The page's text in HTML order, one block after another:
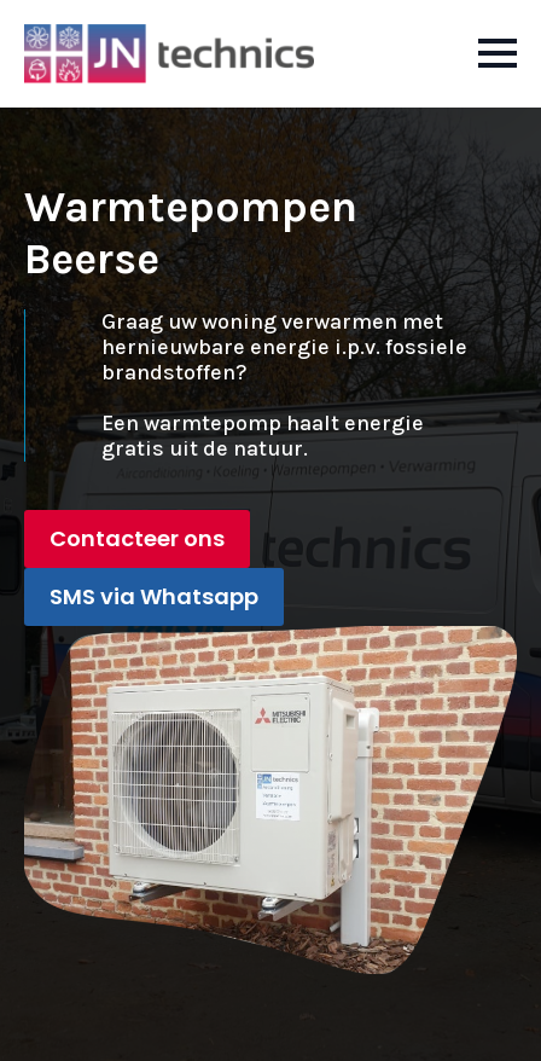
Warmtepompen
Beerse
Graag uw woning verwarmen met
hernieuwbare energie i.p.v. fossiele
brandstoffen?
Een warmtepomp haalt energie
gratis uit de natuur.
Contacteer ons
SMS via Whatsapp